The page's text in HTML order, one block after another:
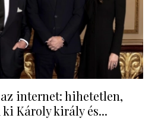
internet: hihetetlen,
Károly király és...